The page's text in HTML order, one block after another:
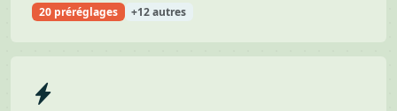
20 préréglages +12 autres